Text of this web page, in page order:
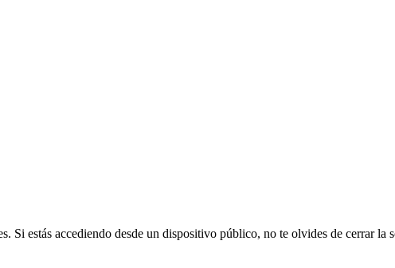
Si estás accediendo desde un dispositivo público, no te olvides de cerrar la